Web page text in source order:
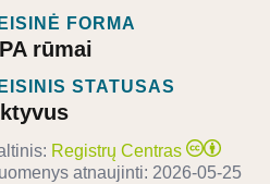
FORMA
rūmai
STATUSAS
Registrų Centras
atnaujinti: 2026-05-25